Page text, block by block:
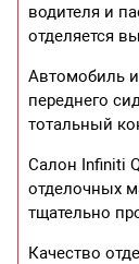
водителя и
отделяется
Автомобиль
переднего
тотальный
Салон Infiniti
отделочных
тщательно
Качество